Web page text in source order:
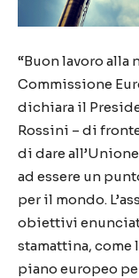
“Buon lavoro alla
Commissione
dichiara il
Rossini – di
di dare
ad essere un
per il mondo.
obiettivi
stamattina, come
piano europeo